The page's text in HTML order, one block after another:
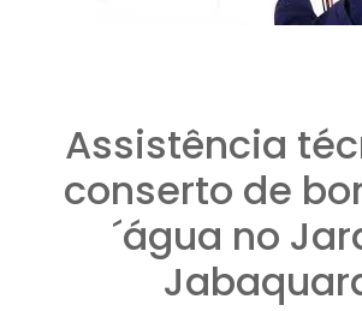
Assistência
conserto de
´água no